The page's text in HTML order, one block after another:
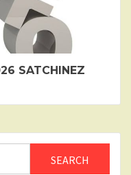
SATCHINEZ